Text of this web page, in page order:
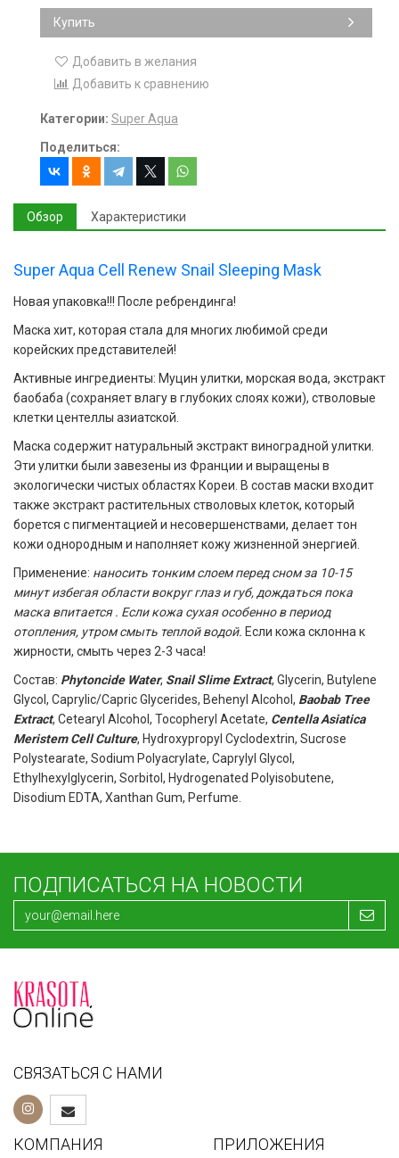
Купить
Добавить в желания
Добавить к сравнению
Категории: Super Aqua
Поделиться:
Обзор Характеристики
Super Aqua Cell Renew Snail Sleeping Mask
Новая упаковка!!! После ребрендинга!
Маска хит, которая стала для многих любимой среди
корейских представителей!
Активные ингредиенты: Муцин улитки, морская вода, экстракт
баобаба (сохраняет влагу в глубоких слоях кожи), стволовые
клетки центеллы азиатской.
Маска содержит натуральный экстракт виноградной улитки.
Эти улитки были завезены из Франции и выращены в
экологически чистых областях Кореи. В состав маски входит
также экстракт растительных стволовых клеток, который
борется с пигментацией и несовершенствами, делает тон
кожи однородным и наполняет кожу жизненной энергией.
Применение: наносить тонким слоем перед сном за 10-15
минут избегая области вокруг глаз и губ, дождаться пока
маска впитается . Если кожа сухая особенно в период
отопления, утром смыть теплой водой. Если кожа склонна к
жирности, смыть через 2-3 часа!
Состав: Phytoncide Water, Snail Slime Extract, Glycerin, Butylene
Glycol, Caprylic/Capric Glycerides, Behenyl Alcohol, Baobab Tree
Extract, Cetearyl Alcohol, Tocopheryl Acetate, Centella Asiatica
Meristem Cell Culture, Hydroxypropyl Cyclodextrin, Sucrose
Polystearate, Sodium Polyacrylate, Caprylyl Glycol,
Ethylhexylglycerin, Sorbitol, Hydrogenated Polyisobutene,
Disodium EDTA, Xanthan Gum, Perfume.
ПОДПИСАТЬСЯ НА НОВОСТИ
СВЯЗАТЬСЯ С НАМИ
КОМПАНИЯ ПРИЛОЖЕНИЯ